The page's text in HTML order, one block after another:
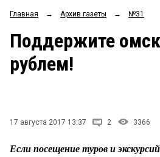
ОБЩЕСТВО
ЗАКОН
НОВОСТИ КОМПАНИЙ
СТИЛЬ ЖИЗНИ
Главная → Архив газеты → №31
Поддержите
рублем!
17 августа 2017 13:37 2 3366
Если посещение туров и